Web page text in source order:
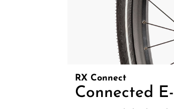
RX Connect
Connected